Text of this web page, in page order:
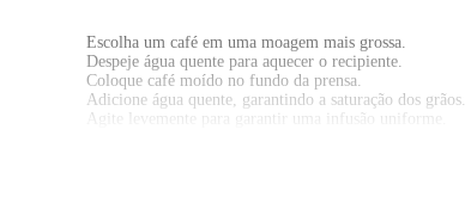
Escolha um café em uma moagem mais grossa.
Despeje água quente para aquecer o recipiente.
Coloque café moído no fundo da prensa.
Adicione água quente, garantindo a saturação dos grãos.
Agite levemente para garantir uma infusão uniforme.